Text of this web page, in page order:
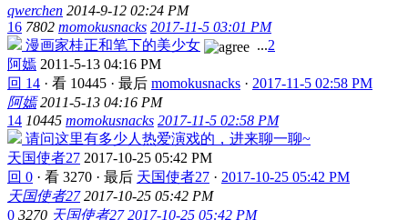
qwerchen 2014-9-12 02:24 PM
16 7802 momokusnacks 2017-11-5 03:01 PM
漫画家桂正和笔下的美少女
...2
阿嫣 2011-5-13 04:16 PM
回 14 · 看 10445 · 最后 momokusnacks · 2017-11-5 02:58 PM
阿嫣 2011-5-13 04:16 PM
14 10445 momokusnacks 2017-11-5 02:58 PM
请问这里有多少人热爱演戏的，进来聊一聊~
天国使者27 2017-10-25 05:42 PM
回 0 · 看 3270 · 最后 天国使者27 · 2017-10-25 05:42 PM
天国使者27 2017-10-25 05:42 PM
0 3270 天国使者27 2017-10-25 05:42 PM